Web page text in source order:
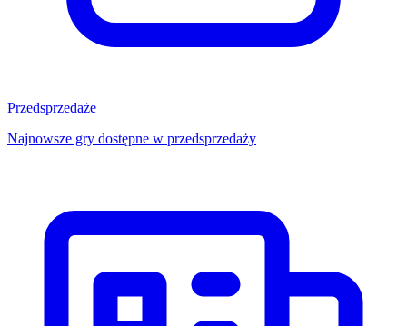
Przedsprzedaże
Najnowsze gry dostępne w przedsprzedaży